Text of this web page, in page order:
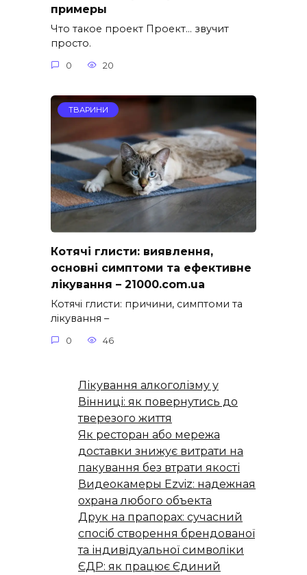
примеры
Что такое проект Проект… звучит
просто.
0 20
ТВАРИНИ
Котячі глисти: виявлення,
основні симптоми та ефективне
лікування – 21000.com.ua
Котячі глисти: причини, симптоми та
лікування –
0 46
Лікування алкоголізму у
Вінниці: як повернутись до
тверезого життя
Як ресторан або мережа
доставки знижує витрати на
пакування без втрати якості
Видеокамеры Ezviz: надежная
охрана любого объекта
Друк на прапорах: сучасний
спосіб створення брендованої
та індивідуальної символіки
ЄДР: як працює Єдиний